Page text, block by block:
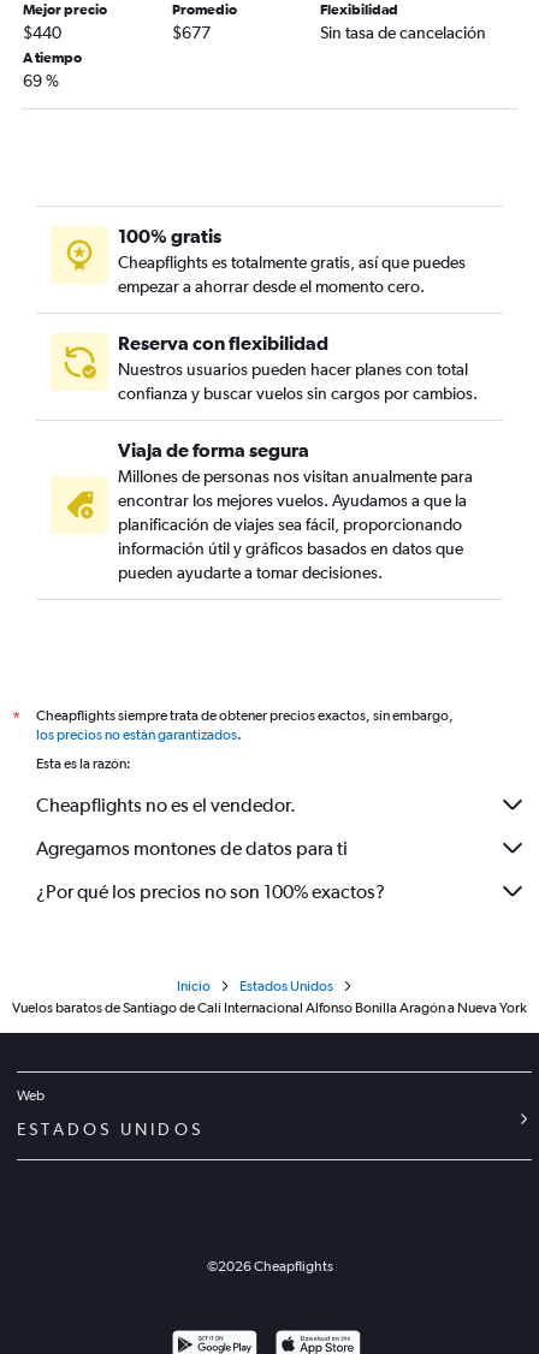
Mejor precio
$440
Promedio
$677
Flexibilidad
Sin tasa de cancelación
A tiempo
69 %
100% gratis
Cheapflights es totalmente gratis, así que puedes
empezar a ahorrar desde el momento cero.
Reserva con flexibilidad
Nuestros usuarios pueden hacer planes con total
confianza y buscar vuelos sin cargos por cambios.
Viaja de forma segura
Millones de personas nos visitan anualmente para
encontrar los mejores vuelos. Ayudamos a que la
planificación de viajes sea fácil, proporcionando
información útil y gráficos basados en datos que
pueden ayudarte a tomar decisiones.
*
Cheapflights siempre trata de obtener precios exactos, sin embargo,
los precios no están garantizados.
Esta es la razón:
Cheapflights no es el vendedor.
Agregamos montones de datos para ti
¿Por qué los precios no son 100% exactos?
Inicio
Estados Unidos
Vuelos baratos de Santiago de Cali Internacional Alfonso Bonilla Aragón a Nueva York
Web
ESTADOS UNIDOS
©2026Cheapflights